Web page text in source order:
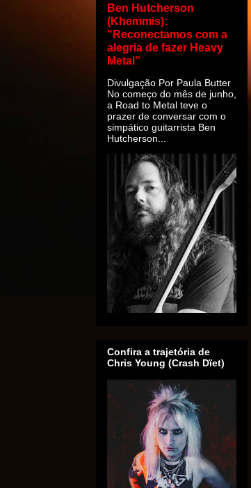
Ben Hutcherson
(Khemmis):
"Reconectamos com a
alegria de fazer Heavy
Metal”
Divulgação Por Paula Butter
No começo do mês de junho,
a Road to Metal teve o
prazer de conversar com o
simpático guitarrista Ben
Hutcherson...
Confira a trajetória de
Chris Young (Crash Dïet)